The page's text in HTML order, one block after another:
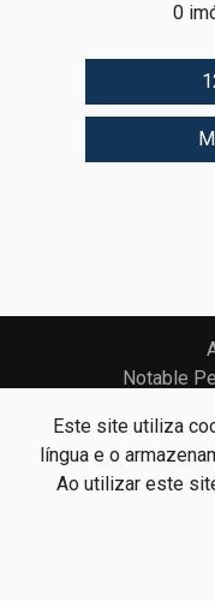
Este site utiliza
língua e o
Ao utilizar este
0
Notable
Centros de